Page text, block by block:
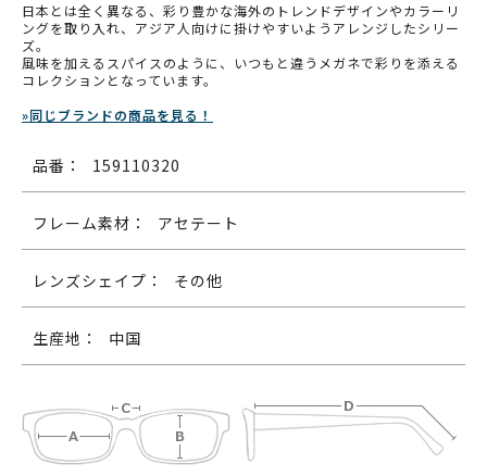
日本とは全く異なる、彩り豊かな海外のトレンドデザインやカラーリ
ングを取り入れ、アジア人向けに掛けやすいようアレンジしたシリー
ズ。
風味を加えるスパイスのように、いつもと違うメガネで彩りを添える
コレクションとなっています。
»同じブランドの商品を見る！
品番： 159110320
フレーム素材： アセテート
レンズシェイプ： その他
生産地： 中国